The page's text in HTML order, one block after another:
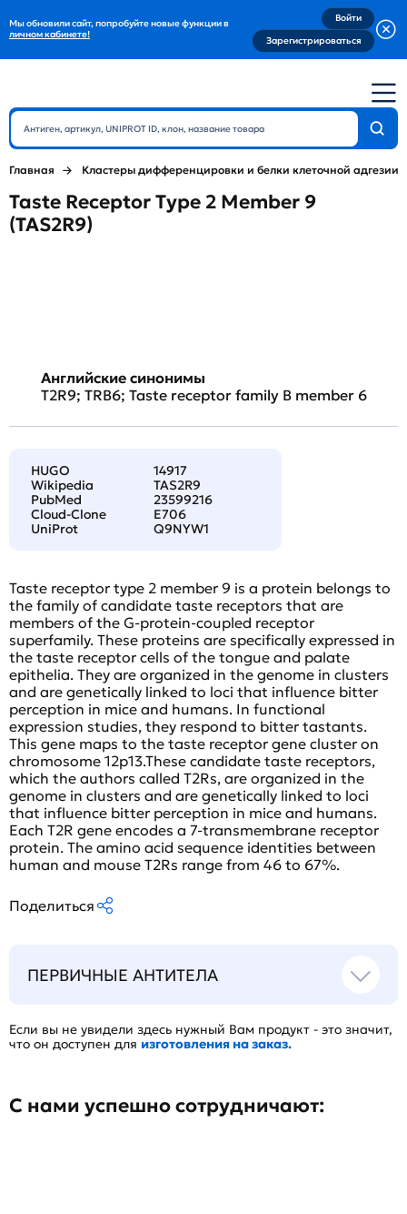
Мы обновили сайт, попробуйте новые функции в
личном кабинете!
Войти
Зарегистрироваться
Главная Кластеры дифференцировки и белки клеточной адгезии
Taste Receptor Type 2 Member 9
(TAS2R9)
Английские синонимы
T2R9; TRB6; Taste receptor family B member 6
HUGO
14917
Wikipedia
TAS2R9
PubMed
23599216
Cloud-Clone
E706
UniProt
Q9NYW1
Taste receptor type 2 member 9 is a protein belongs to
the family of candidate taste receptors that are
members of the G-protein-coupled receptor
superfamily. These proteins are specifically expressed in
the taste receptor cells of the tongue and palate
epithelia. They are organized in the genome in clusters
and are genetically linked to loci that influence bitter
perception in mice and humans. In functional
expression studies, they respond to bitter tastants.
This gene maps to the taste receptor gene cluster on
chromosome 12p13.These candidate taste receptors,
which the authors called T2Rs, are organized in the
genome in clusters and are genetically linked to loci
that influence bitter perception in mice and humans.
Each T2R gene encodes a 7-transmembrane receptor
protein. The amino acid sequence identities between
human and mouse T2Rs range from 46 to 67%.
Поделиться
ПЕРВИЧНЫЕ АНТИТЕЛА
Если вы не увидели здесь нужный Вам продукт - это значит,
что он доступен для изготовления на заказ.
С нами успешно сотрудничают: